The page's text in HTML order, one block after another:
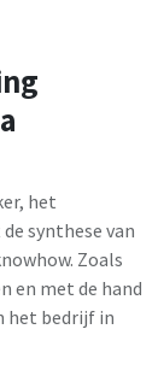
het
synthese van
Zoals
en met de hand
het bedrijf in